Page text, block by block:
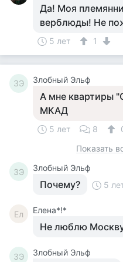
Да! Моя
верблюды! Не
5 лет 1
ЗЭ Злобный Эльф
А мне квартиры
МКАД
5 лет 8
Показать
ЗЭ Злобный Эльф
Почему? 5
Ел Елена*!*
Не люблю
ЗЭ Злобный Эльф